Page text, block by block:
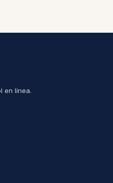
en línea.